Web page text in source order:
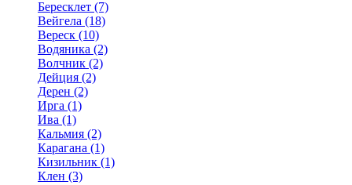
Бересклет (7)
Вейгела (18)
Вереск (10)
Водяника (2)
Волчник (2)
Дейция (2)
Дерен (2)
Ирга (1)
Ива (1)
Кальмия (2)
Карагана (1)
Кизильник (1)
Клен (3)